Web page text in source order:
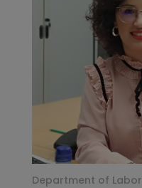
Department of Labor